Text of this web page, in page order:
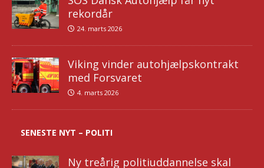
rekordår
24. marts 2026
Viking vinder autohjælpskontrakt
med Forsvaret
4. marts 2026
SENESTE NYT – POLITI
Ny treårig politiuddannelse skal